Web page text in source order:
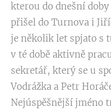
kterou do dnešní
přišel do Turnova i
je několik let spjato s
v té době aktivně
sekretář, který se u
Vodrážka a Petr
Nejúspěšnější jméno